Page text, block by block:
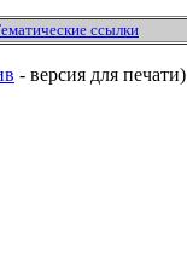
ссылки
- версия для печати)